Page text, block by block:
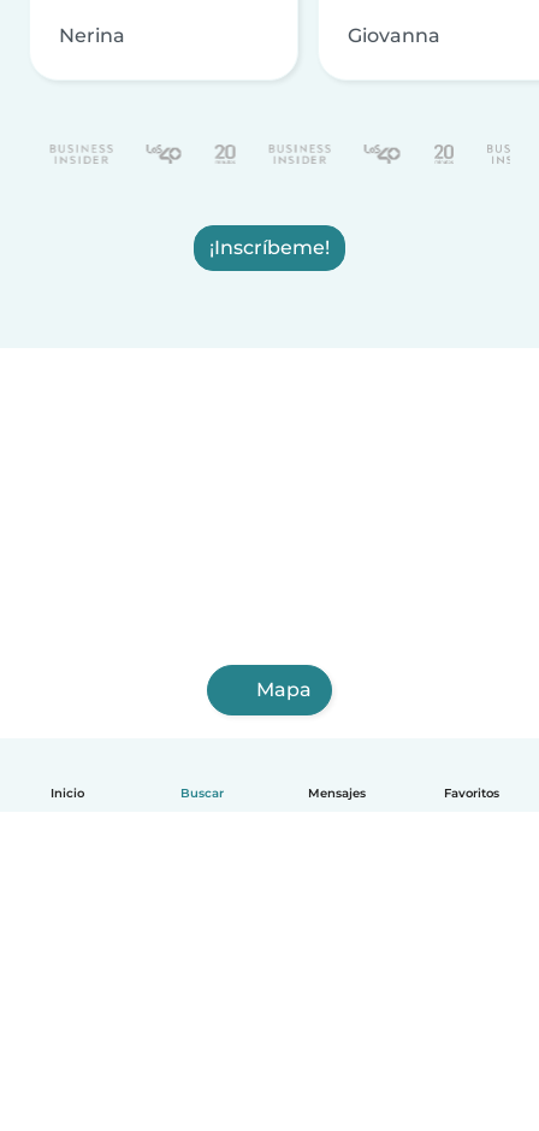
Inicio Buscar Mensajes Favoritos
Nerina Giovanna
¡Inscríbeme!
Mapa